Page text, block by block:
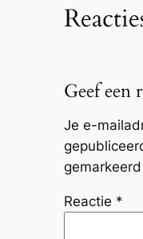
Geef een
Je e-
Reactie *